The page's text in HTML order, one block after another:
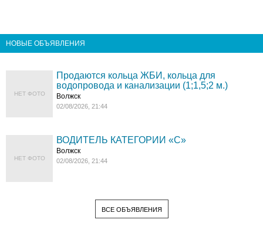
НОВЫЕ ОБЪЯВЛЕНИЯ
НЕТ ФОТО
Продаются кольца ЖБИ, кольца для
водопровода и канализации (1;1,5;2 м.)
Волжск
02/08/2026, 21:44
НЕТ ФОТО
ВОДИТЕЛЬ КАТЕГОРИИ «C»
Волжск
02/08/2026, 21:44
ВСЕ ОБЪЯВЛЕНИЯ